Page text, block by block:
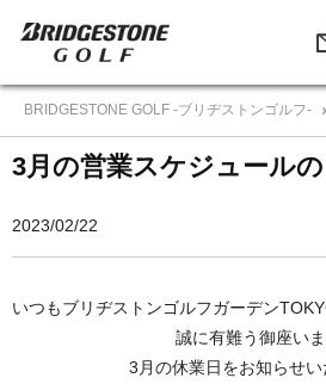
BRIDGESTONE GOLF -ブリヂストンゴルフ-
3月の営業スケジュール
2023/02/22
いつもブリヂストンゴルフガーデン
誠に有難う御座いま
3月の休業日をお知らせい